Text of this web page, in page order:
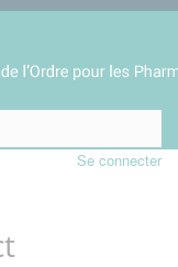
Se connecter